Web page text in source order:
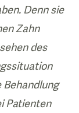
Denn sie
Zahn
des
Behandlung
Patienten